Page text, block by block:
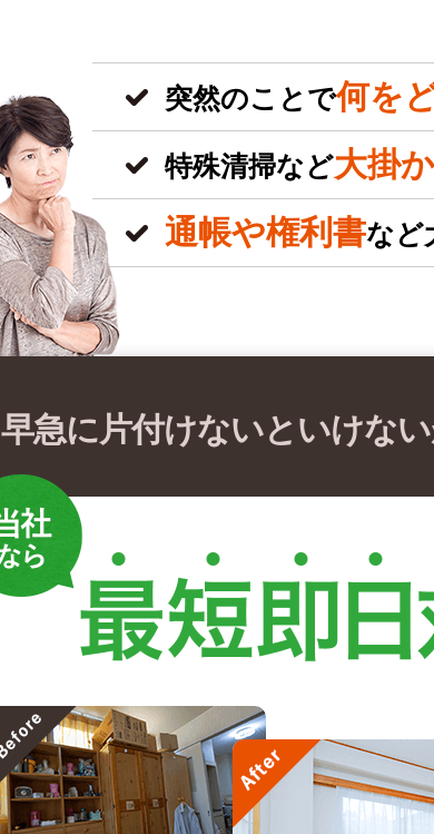
突然のことで何を
特殊清掃など大掛
通帳や権利書など
早急に片付けないといけな